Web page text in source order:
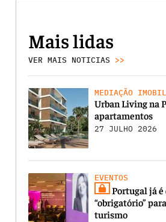
Mais lidas
VER MAIS NOTICIAS >>
MEDIAÇÃO
Urban Living na
apartamentos
27 JULHO 2026
EVENTOS
Portugal já
“obrigatório”
turismo